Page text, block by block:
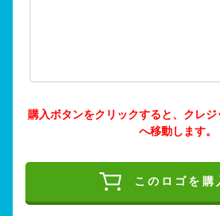
購入ボタンをクリックすると、クレ
へ移動します。
このロゴを購